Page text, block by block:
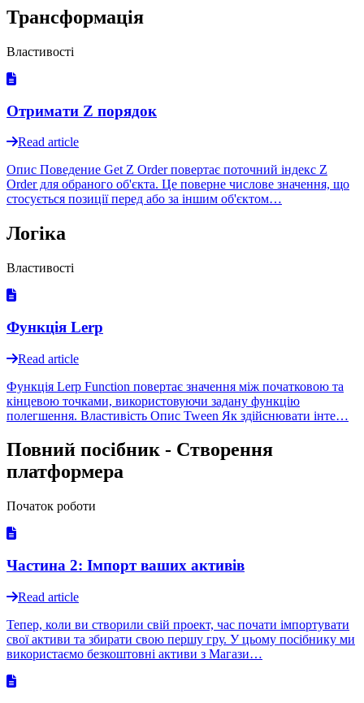
Трансформація
Властивості
Отримати Z порядок
Read article
Опис Поведение Get Z Order повертає поточний індекс Z
Order для обраного об'єкта. Це поверне числове значення, що
стосується позиції перед або за іншим об'єктом…
Логіка
Властивості
Функція Lerp
Read article
Функція Lerp Function повертає значення між початковою та
кінцевою точками, використовуючи задану функцію
полегшення. Властивість Опис Tween Як здійснювати інте…
Повний посібник - Створення
платформера
Початок роботи
Частина 2: Імпорт ваших активів
Read article
Тепер, коли ви створили свій проект, час почати імпортувати
свої активи та збирати свою першу гру. У цьому посібнику ми
використаємо безкоштовні активи з Магази…